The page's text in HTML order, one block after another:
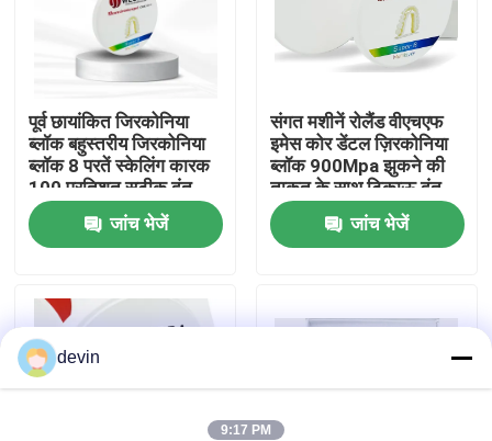
वी.आर. शो
हमारे बारे में
कारखाने का दौरा
गुणवत्ता नियंत्रण
समाचार
पूर्व छायांकित जिरकोनिया
ब्लॉक बहुस्तरीय जिरकोनिया
ब्लॉक 8 परतें स्केलिंग कारक
100 प्रतिशत सटीक दंत
बहाली सामग्री
जांच भेजें
संगत मशीनें रोलैंड वीएचएफ
इमेस कोर डेंटल ज़िरकोनिया
ब्लॉक 900Mpa झुकने की
ताकत के साथ टिकाऊ दंत
अनुप्रयोगों के लिए उपयुक्त
जांच भेजें
devin
9:17 PM